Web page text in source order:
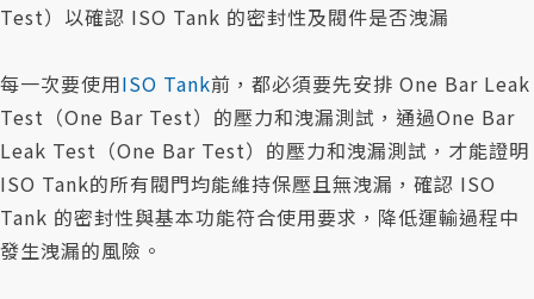
Test）以確認 ISO Tank 的密封性及閥件是否洩漏
每一次要使用ISO Tank前，都必須要先安排 One Bar Leak
Test（One Bar Test）的壓力和洩漏測試，通過One Bar
Leak Test（One Bar Test）的壓力和洩漏測試，才能證明
ISO Tank的所有閥門均能維持保壓且無洩漏，確認 ISO
Tank 的密封性與基本功能符合使用要求，降低運輸過程中
發生洩漏的風險。